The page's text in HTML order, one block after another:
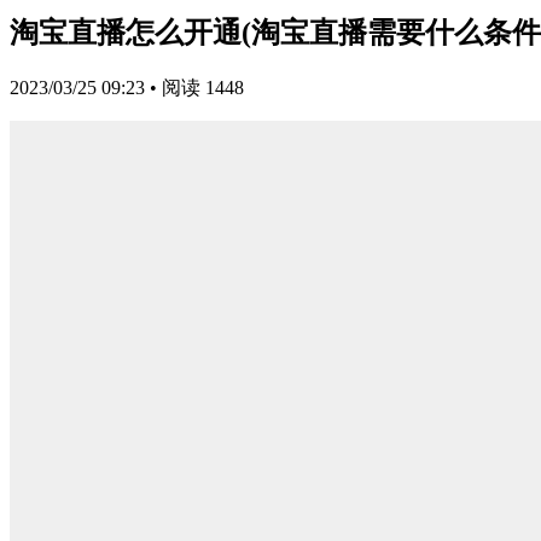
淘宝直播怎么开通(淘宝直播需要什么条
2023/03/25 09:23 • 阅读 1448